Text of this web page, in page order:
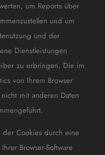
um Reports über
und um
und der
Dienstleistungen
zu erbringen. Die im
von Ihrem Browser
mit anderen Daten
Cookies durch eine
Browser-Software